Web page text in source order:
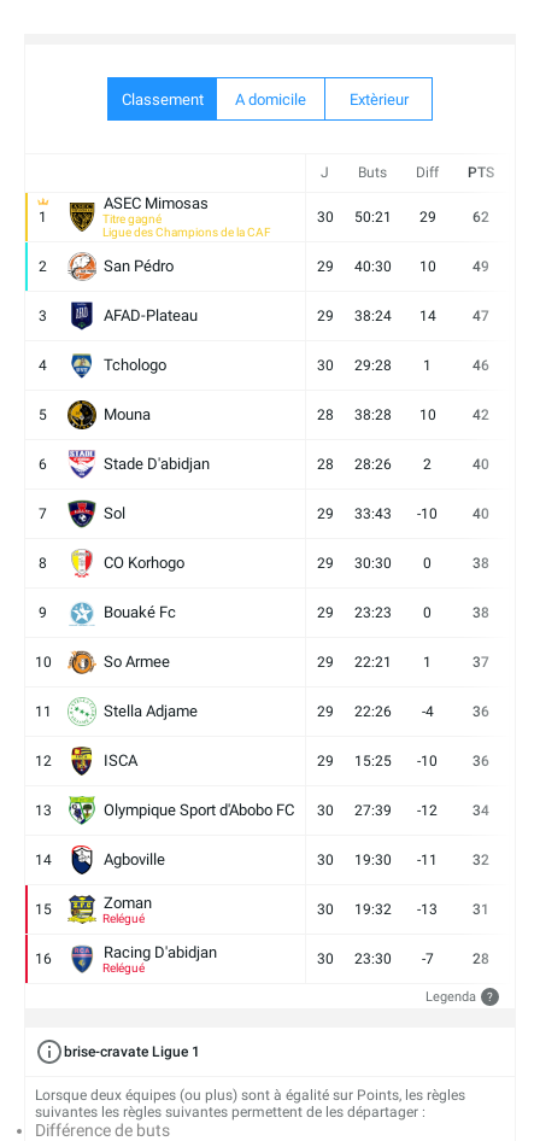
Classement A domicile Extèrieur
J Buts Diff PTS
1
ASEC Mimosas
Titre gagné
Ligue des Champions de la CAF
30 50:21 29 62
2 San Pédro 29 40:30 10 49
3 AFAD-Plateau 29 38:24 14 47
4 Tchologo 30 29:28 1 46
5 Mouna 28 38:28 10 42
6 Stade D'abidjan 28 28:26 2 40
7 Sol 29 33:43 -10 40
8 CO Korhogo 29 30:30 0 38
9 Bouaké Fc 29 23:23 0 38
10 So Armee 29 22:21 1 37
11 Stella Adjame 29 22:26 -4 36
12 ISCA 29 15:25 -10 36
13 Olympique Sport d'Abobo FC 30 27:39 -12 34
14 Agboville 30 19:30 -11 32
15 Zoman
Relégué
30 19:32 -13 31
16 Racing D'abidjan
Relégué
30 23:30 -7 28
Legenda ?
brise-cravate Ligue 1
Lorsque deux équipes (ou plus) sont à égalité sur Points, les règles
suivantes les règles suivantes permettent de les départager :
Différence de buts